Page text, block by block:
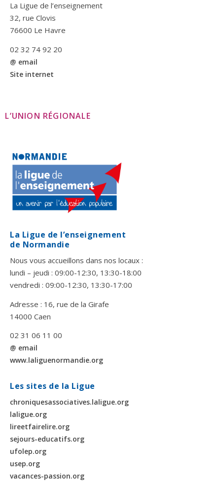
La Ligue de l’enseignement
32, rue Clovis
76600 Le Havre
02 32 74 92 20
@ email
Site internet
L’UNION RÉGIONALE
La Ligue de l’enseignement
de Normandie
Nous vous accueillons dans nos locaux :
lundi – jeudi : 09:00-12:30, 13:30-18:00
vendredi : 09:00-12:30, 13:30-17:00
Adresse : 16, rue de la Girafe
14000 Caen
02 31 06 11 00
@ email
www.laliguenormandie.org
Les sites de la Ligue
chroniquesassociatives.laligue.org
laligue.org
lireetfairelire.org
sejours-educatifs.org
ufolep.org
usep.org
vacances-passion.org